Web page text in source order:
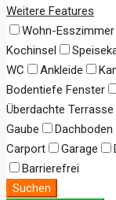
Weitere Features
Wohn-Esszimmer
Kochinsel
WC
Ankleide
Bodentiefe Fenster
Überdachte Terrasse
Gaube
Dachboden
Carport
Garage
Barrierefrei
Suchen